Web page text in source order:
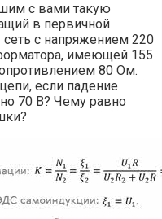
с вами такую
в первичной
с напряжением 220
имеющей 155
80 Ом.
если падение
70 В? Чему равно